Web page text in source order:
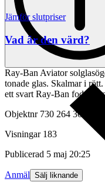
Ray-Ban Aviator
tonade glas. Skalmar i
ett svart Ray-Ban fodral,
Objektnr 730 264 362
Visningar 183
Publicerad 5 maj 20:25
Anmäl Sälj liknande
Jämför slutpriser
Vad är den värd?